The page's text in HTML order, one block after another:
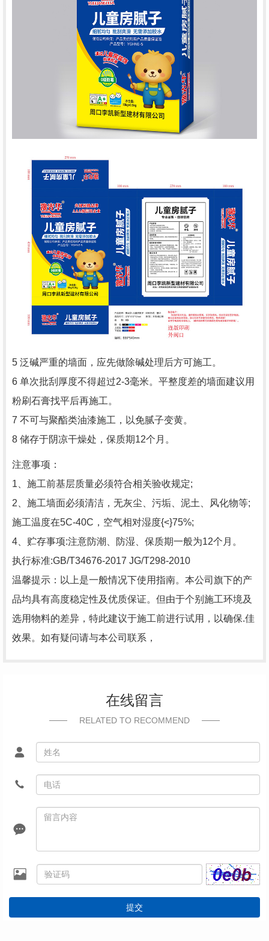
5 泛碱严重的墙面，应先做除碱处理后方可施工。
6 单次批刮厚度不得超过2-3毫米。平整度差的墙面建议用
粉刷石膏找平后再施工。
7 不可与聚酯类油漆施工，以免腻子变黄。
8 储存于阴凉干燥处，保质期12个月。
注意事项：
1、施工前基层质量必须符合相关验收规定;
2、施工墙面必须清洁，无灰尘、污垢、泥土、风化物等;
施工温度在5C-40C，空气相对湿度{<}75%;
4、贮存事项:注意防潮、防湿、保质期一般为12个月。
执行标准:GB/T34676-2017 JG/T298-2010
温馨提示：以上是一般情况下使用指南。本公司旗下的产
品均具有高度稳定性及优质保证。但由于个别施工环境及
选用物料的差异，特此建议于施工前进行试用，以确保.佳
效果。如有疑问请与本公司联系，
在线留言
RELATED TO RECOMMEND
提交